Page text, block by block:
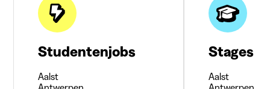
Studentenjobs
Aalst
Stages
Aalst